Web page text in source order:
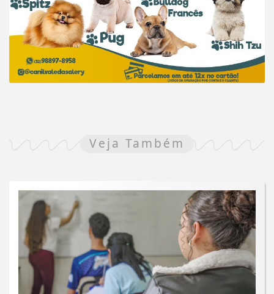
Veja Também